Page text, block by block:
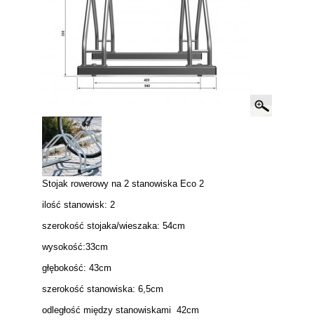
Stojak rowerowy na 2 stanowiska Eco 2
ilość stanowisk: 2
szerokość stojaka/wieszaka: 54cm
wysokość:33cm
głębokość: 43cm
szerokość stanowiska: 6,5cm
odległość między stanowiskami 42cm